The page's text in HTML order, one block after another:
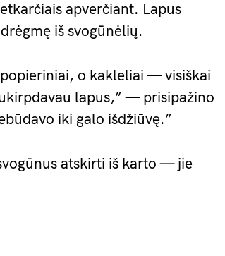
apverčiant. Lapus
iš svogūnėlių.
o kakleliai — visiškai
lapus,” — prisipažino
iki galo išdžiūvę.”
atskirti iš karto — jie